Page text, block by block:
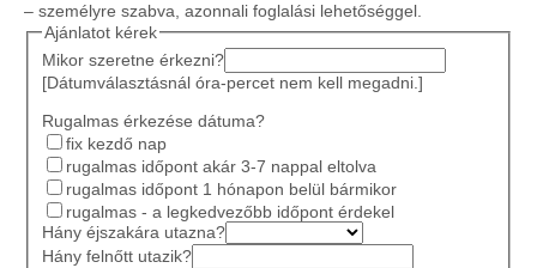
– személyre szabva, azonnali foglalási lehetőséggel.
Ajánlatot kérek
Mikor szeretne érkezni?
[Dátumválasztásnál óra-percet nem kell megadni.]
Rugalmas érkezése dátuma?
fix kezdő nap
rugalmas időpont akár 3-7 nappal eltolva
rugalmas időpont 1 hónapon belül bármikor
rugalmas - a legkedvezőbb időpont érdekel
Hány éjszakára utazna?
Hány felnőtt utazik?